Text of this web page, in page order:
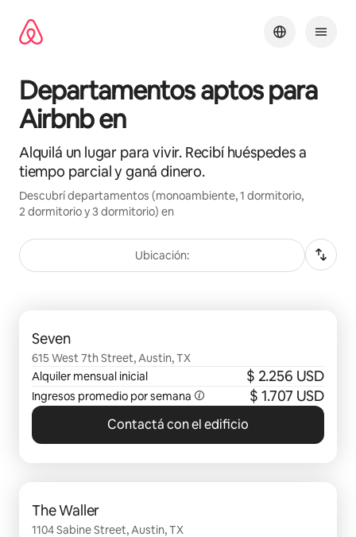
contenido
Departamentos aptos para
Airbnb en
Alquilá un lugar para vivir. Recibí huéspedes a
tiempo parcial y ganá dinero.
Descubrí departamentos (monoambiente, 1 dormitorio,
2 dormitorio y 3 dormitorio) en
Ubicación:
Seven
615 West 7th Street, Austin, TX
Alquiler mensual inicial
$ 2.256 USD
Ingresos promedio por semana $ 1.707 USD
Contactá con el edificio
The Waller
1104 Sabine Street, Austin, TX